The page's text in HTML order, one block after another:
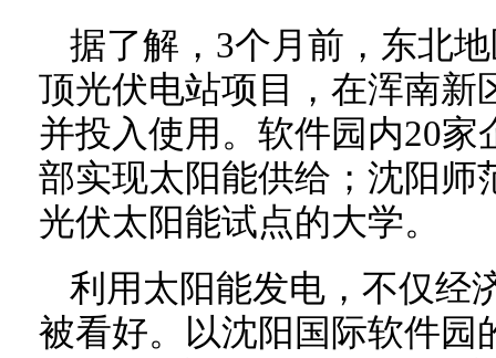
据了解，3个月前，东北
顶光伏电站项目，在浑南新
并投入使用。软件园内20
部实现太阳能供给；沈阳师
光伏太阳能试点的大学。
利用太阳能发电，不仅经
被看好。以沈阳国际软件园